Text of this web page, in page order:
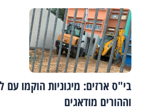
בי"ס ארזים: מיגוניות הוקמו עם
וההורים מודאגים